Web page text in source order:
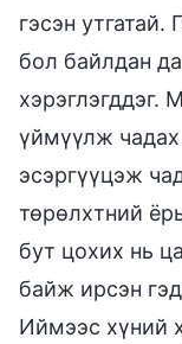
гэсэн
бол байлдан
үймүүлж чадах
эсэргүүцэж
төрөлхтний
бут цохих нь
байж ирсэн
Иймээс хүний